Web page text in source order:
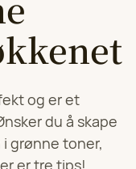
Sogndal
Velg
og er et
du å skape
grønne toner,
er tre tips!